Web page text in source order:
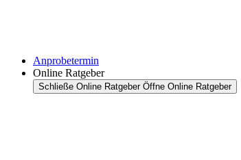
Anprobetermin
Online Ratgeber
Schließe Online Ratgeber Öffne Online Ratgeber